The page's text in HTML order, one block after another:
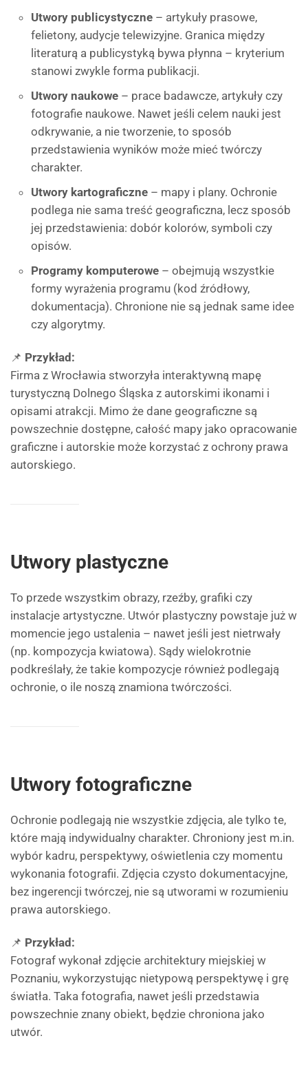
Utwory publicystyczne – artykuły prasowe,
felietony, audycje telewizyjne. Granica między
literaturą a publicystyką bywa płynna – kryterium
stanowi zwykle forma publikacji.
Utwory naukowe – prace badawcze, artykuły czy
fotografie naukowe. Nawet jeśli celem nauki jest
odkrywanie, a nie tworzenie, to sposób
przedstawienia wyników może mieć twórczy
charakter.
Utwory kartograficzne – mapy i plany. Ochronie
podlega nie sama treść geograficzna, lecz sposób
jej przedstawienia: dobór kolorów, symboli czy
opisów.
Programy komputerowe – obejmują wszystkie
formy wyrażenia programu (kod źródłowy,
dokumentacja). Chronione nie są jednak same idee
czy algorytmy.
📌 Przykład:
Firma z Wrocławia stworzyła interaktywną mapę
turystyczną Dolnego Śląska z autorskimi ikonami i
opisami atrakcji. Mimo że dane geograficzne są
powszechnie dostępne, całość mapy jako opracowanie
graficzne i autorskie może korzystać z ochrony prawa
autorskiego.
Utwory plastyczne
To przede wszystkim obrazy, rzeźby, grafiki czy
instalacje artystyczne. Utwór plastyczny powstaje już w
momencie jego ustalenia – nawet jeśli jest nietrwały
(np. kompozycja kwiatowa). Sądy wielokrotnie
podkreślały, że takie kompozycje również podlegają
ochronie, o ile noszą znamiona twórczości.
Utwory fotograficzne
Ochronie podlegają nie wszystkie zdjęcia, ale tylko te,
które mają indywidualny charakter. Chroniony jest m.in.
wybór kadru, perspektywy, oświetlenia czy momentu
wykonania fotografii. Zdjęcia czysto dokumentacyjne,
bez ingerencji twórczej, nie są utworami w rozumieniu
prawa autorskiego.
📌 Przykład:
Fotograf wykonał zdjęcie architektury miejskiej w
Poznaniu, wykorzystując nietypową perspektywę i grę
światła. Taka fotografia, nawet jeśli przedstawia
powszechnie znany obiekt, będzie chroniona jako
utwór.